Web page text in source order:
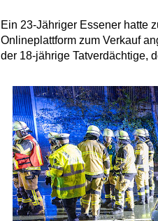
Ein 23-Jähriger Essener hatte
Onlineplattform zum Verkauf
der 18-jährige Tatverdächtige,